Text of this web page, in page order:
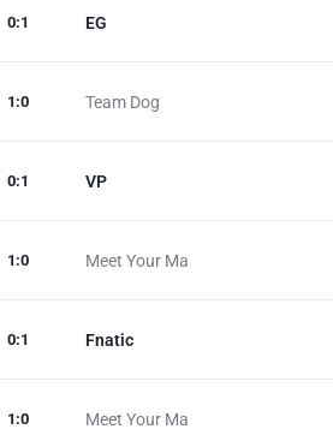
EG
0:1
Team Dog
1 :0
VP
0:1
Meet Your Ma
1 :0
Fnatic
0:1
Meet Your Ma
1 :0